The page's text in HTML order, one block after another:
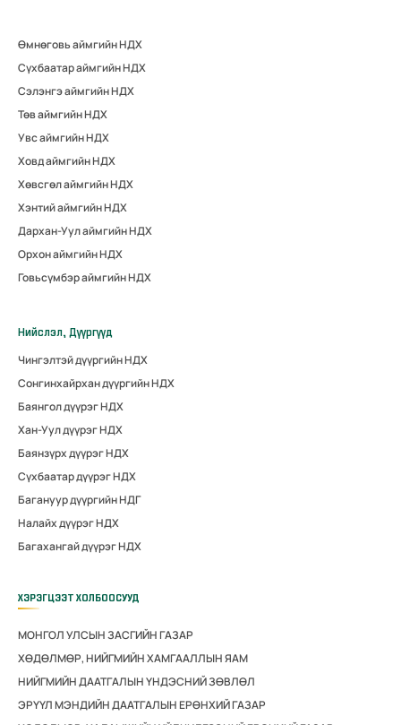
Өмнөговь аймгийн НДХ
Сүхбаатар аймгийн НДХ
Сэлэнгэ аймгийн НДХ
Төв аймгийн НДХ
Увс аймгийн НДХ
Ховд аймгийн НДХ
Хөвсгөл аймгийн НДХ
Хэнтий аймгийн НДХ
Дархан-Уул аймгийн НДХ
Орхон аймгийн НДХ
Говьсүмбэр аймгийн НДХ
Нийслэл, Дүүргүүд
Чингэлтэй дүүргийн НДХ
Сонгинхайрхан дүүргийн НДХ
Баянгол дүүрэг НДХ
Хан-Уул дүүрэг НДХ
Баянзүрх дүүрэг НДХ
Сүхбаатар дүүрэг НДХ
Багануур дүүргийн НДГ
Налайх дүүрэг НДХ
Багахангай дүүрэг НДХ
ХЭРЭГЦЭЭТ ХОЛБООСУУД
МОНГОЛ УЛСЫН ЗАСГИЙН ГАЗАР
ХӨДӨЛМӨР, НИЙГМИЙН ХАМГААЛЛЫН ЯАМ
НИЙГМИЙН ДААТГАЛЫН ҮНДЭСНИЙ ЗӨВЛӨЛ
ЭРҮҮЛ МЭНДИЙН ДААТГАЛЫН ЕРӨНХИЙ ГАЗАР